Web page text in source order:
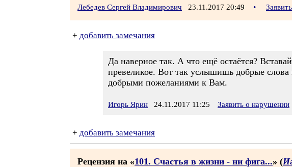
Лебедев Сергей Владимирович 23.11.2017 20:49 •
+ добавить замечания
Да наверное так. А что ещё остаётся?
превеликое. Вот так услышишь добрые
добрыми пожеланиями к Вам.
Игорь Ярин 24.11.2017 11:25 Заявить о нарушении
+ добавить замечания
Рецензия на «101. Счастья в жизни - ни фига...» (